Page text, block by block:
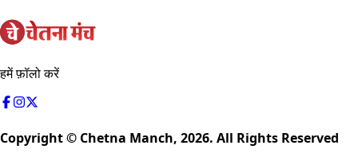
हमें फ़ॉलो करें
Copyright © Chetna Manch, 2026. All Rights Reserved